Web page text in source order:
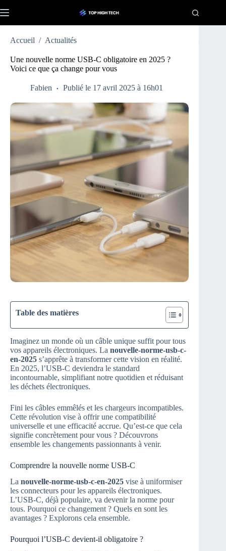
au
Accueil / Actualités
Une nouvelle norme USB-C obligatoire en 2025 ?
Voici ce que ça change pour vous
Fabien Publié le 17 avril 2025 à 16h01
Table des matières
Imaginez un monde où un câble unique suffit pour tous
vos appareils électroniques. La nouvelle-norme-usb-c-
en-2025 s’apprête à transformer cette vision en réalité.
En 2025, l’USB-C deviendra le standard
incontournable, simplifiant notre quotidien et réduisant
les déchets électroniques.
Fini les câbles emmêlés et les chargeurs incompatibles.
Cette révolution vise à offrir une compatibilité
universelle et une efficacité accrue. Qu’est-ce que cela
signifie concrètement pour vous ? Découvrons
ensemble les changements passionnants à venir.
Comprendre la nouvelle norme USB-C
La nouvelle-norme-usb-c-en-2025 vise à uniformiser
les connecteurs pour les appareils électroniques.
L’USB-C, déjà populaire, va devenir la norme pour
tous. Pourquoi ce changement ? Quels en sont les
avantages ? Explorons cela ensemble.
Pourquoi l’USB-C devient-il obligatoire ?